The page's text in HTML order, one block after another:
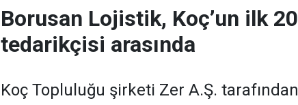
Borusan Lojistik, Koç’un ilk 20
tedarikçisi arasında
Koç Topluluğu şirketi Zer A.Ş. tarafından